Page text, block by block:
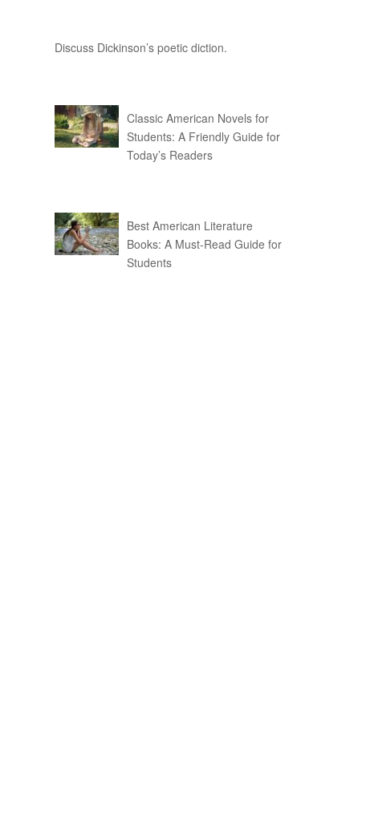
Discuss Dickinson’s poetic diction.
Classic American Novels for
Students: A Friendly Guide for
Today’s Readers
Best American Literature
Books: A Must-Read Guide for
Students